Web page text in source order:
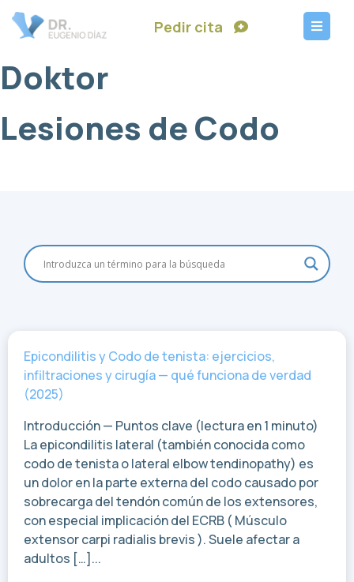
Pedir cita
Doktor
Lesiones de Codo
Epicondilitis y Codo de tenista: ejercicios,
infiltraciones y cirugía — qué funciona de verdad
(2025)
Introducción — Puntos clave (lectura en 1 minuto)
La epicondilitis lateral (también conocida como
codo de tenista o lateral elbow tendinopathy) es
un dolor en la parte externa del codo causado por
sobrecarga del tendón común de los extensores,
con especial implicación del ECRB ( Músculo
extensor carpi radialis brevis ). Suele afectar a
adultos […]...